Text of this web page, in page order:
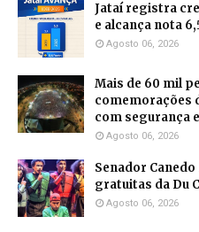
Jataí registra
e alcança nota
Agosto 06, 2026
Mais de 60 mil
comemorações
com segurança
Agosto 06, 2026
Senador
gratuitas da Du
Agosto 06, 2026